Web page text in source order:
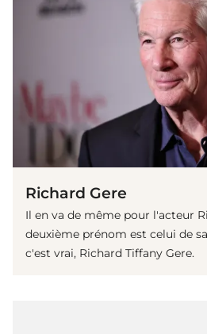
Richard Gere
Il en va de même pour l'acteur
deuxième prénom est celui de
c'est vrai, Richard Tiffany Gere.